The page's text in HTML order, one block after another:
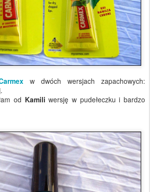
w dwóch wersjach zapachowych:
od Kamili wersję w pudełeczku i bardzo